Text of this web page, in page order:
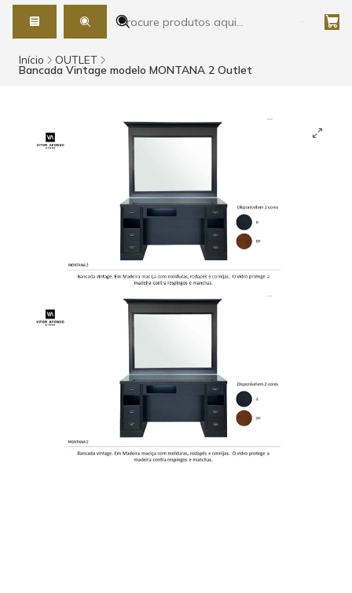
Início OUTLET
Bancada Vintage modelo MONTANA 2 Outlet